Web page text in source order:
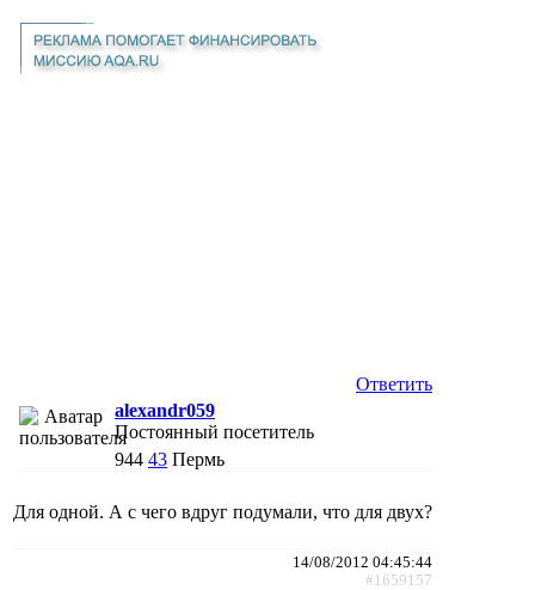
Ответить
alexandr059
Постоянный посетитель
944 43 Пермь
Для одной. А с чего вдруг подумали, что для двух?
14/08/2012 04:45:44
#1659157